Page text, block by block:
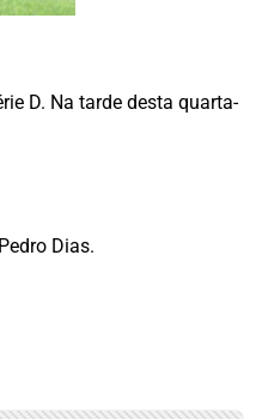
D. Na tarde desta quarta-
Dias.